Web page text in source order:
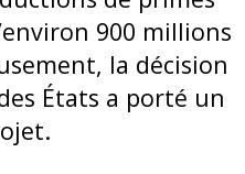
900 millions
la décision
États a porté un